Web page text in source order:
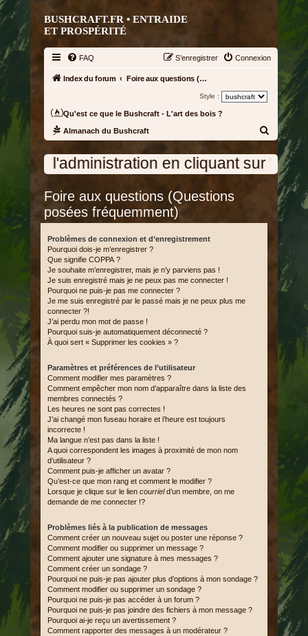
BUSHCRAFT.FR • ENTRAIDE
ET PROSPÉRITÉ
FAQ Connexion
S’enregistrer
Index du forum Foire aux questions (Questions posées fréquemment)
Style :
Qu'est ce que le Bushcraft - L'art des bois ?
Almanach du Bushcraft
c
e
sur "Nous contacter " en bas de
Foire aux questions (Questions
posées fréquemment)
Problèmes de connexion et d’enregistrement
Pourquoi dois-je m’enregistrer ?
Que signifie COPPA ?
Je souhaite m’enregistrer, mais je n’y parviens pas !
Je suis enregistré mais je ne peux pas me connecter !
Pourquoi ne puis-je pas me connecter ?
Je me suis enregistré par le passé mais je ne peux plus me
connecter ?!
J’ai perdu mon mot de passe !
Pourquoi suis-je automatiquement déconnecté ?
À quoi sert « Supprimer les cookies » ?
Paramètres et préférences de l’utilisateur
Comment modifier mes paramètres ?
Comment empêcher mon nom d’apparaître dans la liste des
membres connectés ?
Les heures ne sont pas correctes !
J’ai changé mon fuseau horaire et l’heure est toujours
incorrecte !
Ma langue n’est pas dans la liste !
A quoi correspondent les images à proximité de mon nom
d’utilisateur ?
Comment puis-je afficher un avatar ?
Qu’est-ce que mon rang et comment le modifier ?
Lorsque je clique sur le lien courrield’un membre, on me
demande de me connecter !?
Problèmes liés à la publication de messages
Comment créer un nouveau sujet ou poster une réponse ?
Comment modifier ou supprimer un message ?
Comment ajouter une signature à mes messages ?
Comment créer un sondage ?
Pourquoi ne puis-je pas ajouter plus d’options à mon sondage ?
Comment modifier ou supprimer un sondage ?
Pourquoi ne puis-je pas accéder à un forum ?
Pourquoi ne puis-je pas joindre des fichiers à mon message ?
Pourquoi ai-je reçu un avertissement ?
Comment rapporter des messages à un modérateur ?